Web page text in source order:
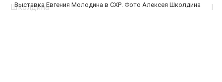
Выставка Евгения Молодина в СХР. Фото Алексея Школдина